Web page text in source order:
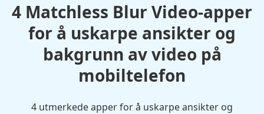
4 Matchless Blur Video-apper
for å uskarpe ansikter og
bakgrunn av video på
mobiltelefon
4 utmerkede apper for å uskarpe ansikter og